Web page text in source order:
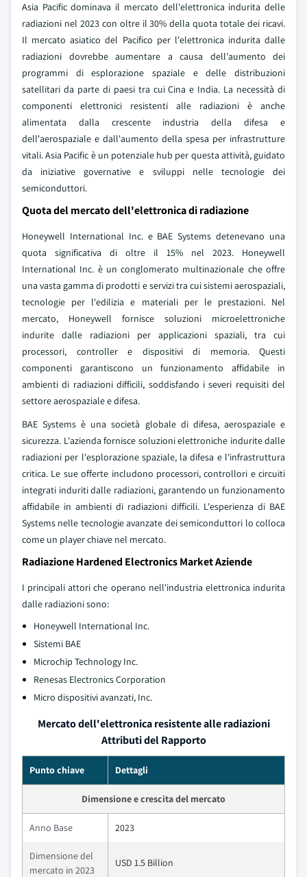
Asia Pacific dominava il mercato dell'elettronica indurita delle
radiazioni nel 2023 con oltre il 30% della quota totale dei ricavi.
Il mercato asiatico del Pacifico per l'elettronica indurita dalle
radiazioni dovrebbe aumentare a causa dell'aumento dei
programmi di esplorazione spaziale e delle distribuzioni
satellitari da parte di paesi tra cui Cina e India. La necessità di
componenti elettronici resistenti alle radiazioni è anche
alimentata dalla crescente industria della difesa e
dell'aerospaziale e dall'aumento della spesa per infrastrutture
vitali. Asia Pacific è un potenziale hub per questa attività, guidato
da iniziative governative e sviluppi nelle tecnologie dei
semiconduttori.
Quota del mercato dell'elettronica di radiazione
Honeywell International Inc. e BAE Systems detenevano una
quota significativa di oltre il 15% nel 2023. Honeywell
International Inc. è un conglomerato multinazionale che offre
una vasta gamma di prodotti e servizi tra cui sistemi aerospaziali,
tecnologie per l'edilizia e materiali per le prestazioni. Nel
mercato, Honeywell fornisce soluzioni microelettroniche
indurite dalle radiazioni per applicazioni spaziali, tra cui
processori, controller e dispositivi di memoria. Questi
componenti garantiscono un funzionamento affidabile in
ambienti di radiazioni difficili, soddisfando i severi requisiti del
settore aerospaziale e difesa.
BAE Systems è una società globale di difesa, aerospaziale e
sicurezza. L'azienda fornisce soluzioni elettroniche indurite dalle
radiazioni per l'esplorazione spaziale, la difesa e l'infrastruttura
critica. Le sue offerte includono processori, controllori e circuiti
integrati induriti dalle radiazioni, garantendo un funzionamento
affidabile in ambienti di radiazioni difficili. L'esperienza di BAE
Systems nelle tecnologie avanzate dei semiconduttori lo colloca
come un player chiave nel mercato.
Radiazione Hardened Electronics Market Aziende
I principali attori che operano nell'industria elettronica indurita
dalle radiazioni sono:
Honeywell International Inc.
Sistemi BAE
Microchip Technology Inc.
Renesas Electronics Corporation
Micro dispositivi avanzati, Inc.
Mercato dell'elettronica resistente alle radiazioni
Attributi del Rapporto
Punto chiave Dettagli
Dimensione e crescita del mercato
Anno Base 2023
Dimensione del
mercato in 2023
USD 1.5 Billion